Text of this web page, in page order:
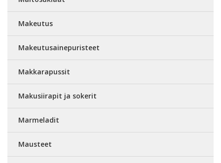
Makeutus
Makeutusainepuristeet
Makkarapussit
Makusiirapit ja sokerit
Marmeladit
Mausteet